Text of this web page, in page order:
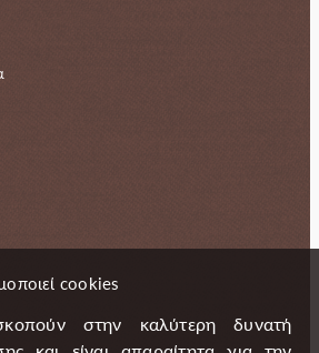
cookies
στην καλύτερη δυνατή